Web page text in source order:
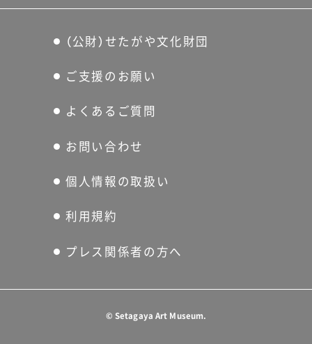
（公財）せたがや文化財団
ご支援のお願い
よくあるご質問
お問い合わせ
個人情報の取扱い
利用規約
プレス関係者の方へ
© Setagaya Art Museum.